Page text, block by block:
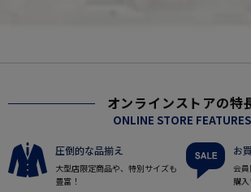
オンラインストアの特
ONLINE STORE FEATURES
圧倒的な品揃え
大型店限定商品や、特別サイズも
豊富！
お
会
購入